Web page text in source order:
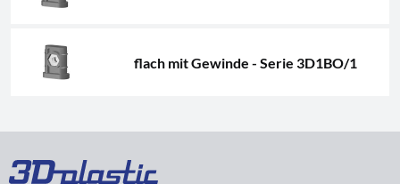
flach mit Gewinde - Serie 3D1BO/1